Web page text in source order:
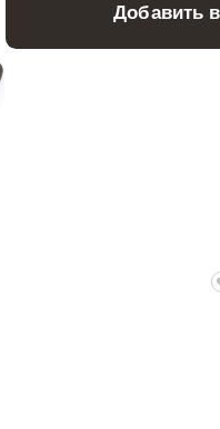
Добавить